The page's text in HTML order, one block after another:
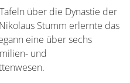
über die Dynastie der
Stumm erlernte das
eine über sechs
und